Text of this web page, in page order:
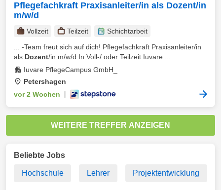
Pflegefachkraft Praxisanleiter/in als Dozent/in
m/w/d
Vollzeit Teilzeit
Schichtarbeit
... -Team freut sich auf dich! Pflegefachkraft Praxisanleiter/in
als Dozent/in m/w/d In Voll-/ oder Teilzeit Iuvare ...
Iuvare PflegeCampus GmbH_
Petershagen
vor 2 Wochen
WEITERE TREFFER ANZEIGEN
Beliebte Jobs
Hochschule Lehrer Projektentwicklung